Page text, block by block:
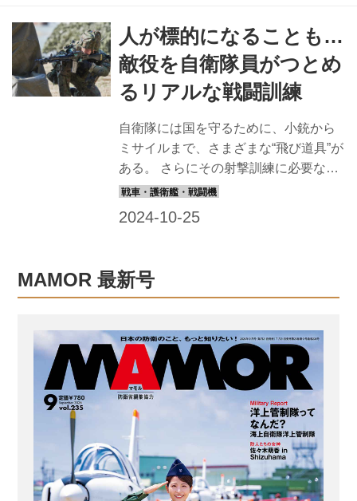
人が標的になることも…
敵役を自衛隊員がつとめ
るリアルな戦闘訓練
自衛隊には国を守るために、小銃から
ミサイルまで、さまざまな“飛び道具”が
ある。 さらにその射撃訓練に必要なの
が、標的。 中には人が標的に乗り込ん
で狙える標的など、ちょっと変わった
標的もある。その一例を紹介しよう。
敵潜水艦の捜索・探知・撃破などを行
う任務を対潜戦と呼ぶが、海に潜む潜
水艦を発見するのは25メートルプール
の中から1本の針を探すほど難しいとい
う。 海上自衛隊が行う大規模な訓練で
は、敵役の潜水艦をP‐1やP‐3Cなどの
固定翼哨戒機のほか、回転翼...
MAMOR 最新号